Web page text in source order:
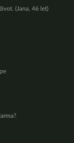
(Jana, 46 let)